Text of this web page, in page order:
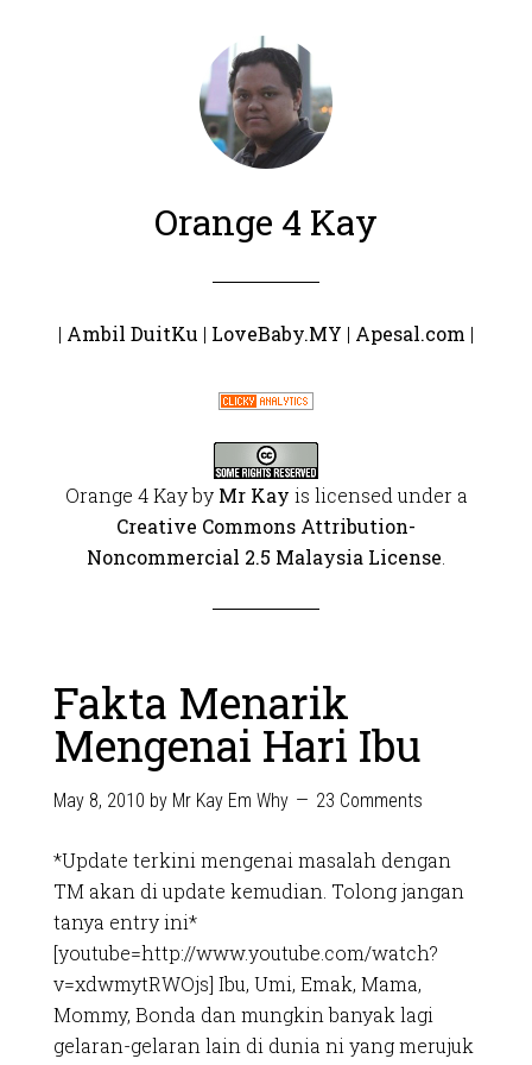
Orange 4 Kay
| Ambil DuitKu | LoveBaby.MY | Apesal.com |
Orange 4 Kayby Mr Kay is licensed under a
Creative Commons Attribution-
Noncommercial 2.5 Malaysia License
Fakta Menarik
Mengenai Hari Ibu
May 8, 2010 by Mr Kay Em Why 23 Comments
*Update terkini mengenai masalah dengan
TM akan di update kemudian. Tolong jangan
tanya entry ini*
[youtube=http://www.youtube.com/watch?
v=xdwmytRWOjs] Ibu, Umi, Emak, Mama,
Mommy, Bonda dan mungkin banyak lagi
gelaran-gelaran lain di dunia ni yang merujuk